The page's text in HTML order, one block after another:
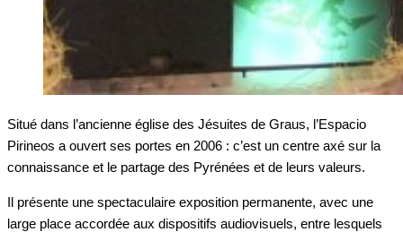
Situé dans l’ancienne église des Jésuites de Graus, l’Espacio
Pirineos a ouvert ses portes en 2006 : c’est un centre axé sur la
connaissance et le partage des Pyrénées et de leurs valeurs.
Il présente une spectaculaire exposition permanente, avec une
large place accordée aux dispositifs audiovisuels, entre lesquels